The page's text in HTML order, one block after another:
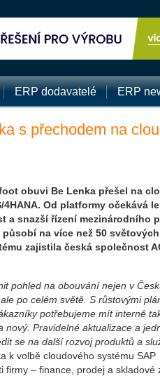
ERP dodavatelé ERP
s přechodem na
obuvi Be Lenka přešel na
4HANA. Od platformy očekává
a snazší řízení mezinárodního
působí na více než 50
zajistila česká společnost
pohled na obouvání nejen v
po celém světě. S růstovými
potřebujeme mít interně
Pravidelné aktualizace a
se na další rozvoj produktů a
k volbě cloudového systému SAP
– finance, prodej a skladové